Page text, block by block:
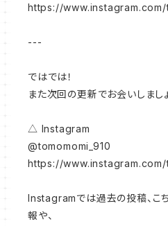
https://www.instagram.com/
---
ではでは！
また次回の更新でお会いしまし
△ Instagram
@tomomomi_910
https://www.instagram.com/
Instagramでは過去の投稿、こ
報や、